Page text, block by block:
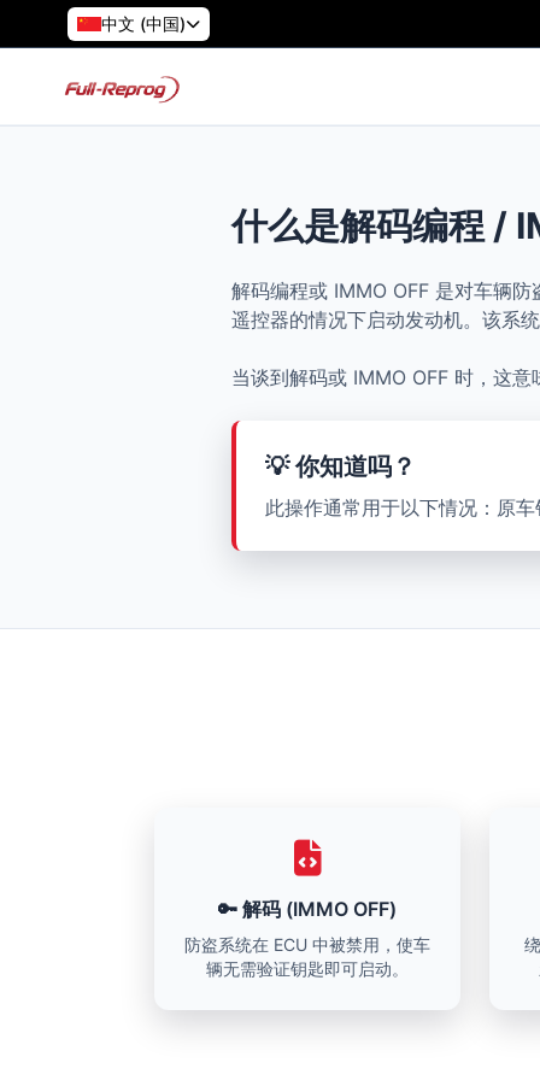
中文 (中国)
什么是解码编程 /
解码编程或 IMMO OFF 是对车辆
遥控器的情况下启动发动机。该系
当谈到解码或 IMMO OFF 时，这
💡 你知道吗？
此操作通常用于以下情况：原
🔑 解码 (IMMO OFF)
防盗系统在 ECU 中被禁用，使车
辆无需验证钥匙即可启动。